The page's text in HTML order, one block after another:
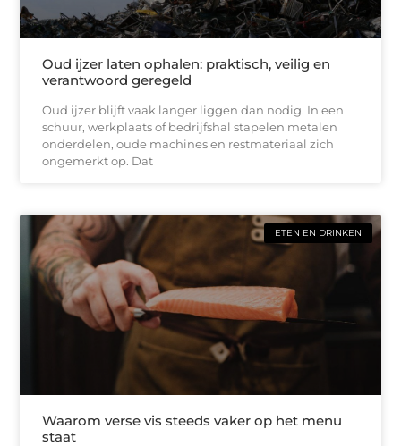
Oud ijzer laten ophalen: praktisch, veilig en
verantwoord geregeld
Oud ijzer blijft vaak langer liggen dan nodig. In een
schuur, werkplaats of bedrijfshal stapelen metalen
onderdelen, oude machines en restmateriaal zich
ongemerkt op. Dat
ETEN EN DRINKEN
Waarom verse vis steeds vaker op het menu
staat